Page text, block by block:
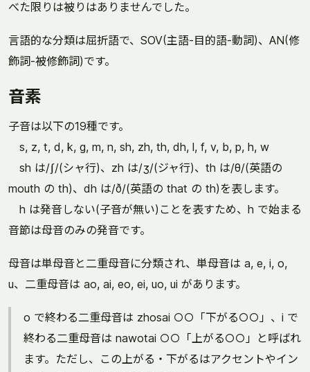
べた限りは被りはありませんでした。
言語的な分類は屈折語で、SOV(主語-目的語-動詞)、AN(修
飾詞-被修飾詞)です。
音素
子音は以下の19種です。
s, z, t, d, k, g, m, n, sh, zh, th, dh, l, f, v, b, p, h, w
sh は/ʃ/(シャ行)、zh は/ʒ/(ジャ行)、th は/θ/(英語の
mouth の th)、dh は/ð/(英語の that の th)を表します。
h は発音しない(子音が無い)ことを表すため、h で始まる
音節は母音のみの発音です。
母音は単母音と二重母音に分類され、単母音は a, e, i, o,
u、二重母音は ao, ai, eo, ei, uo, ui があります。
o で終わる二重母音は zhosai ○○「下がる○○」、i で
終わる二重母音は nawotai ○○「上がる○○」と呼ばれ
ます。ただし、この上がる・下がるはアクセントやイン